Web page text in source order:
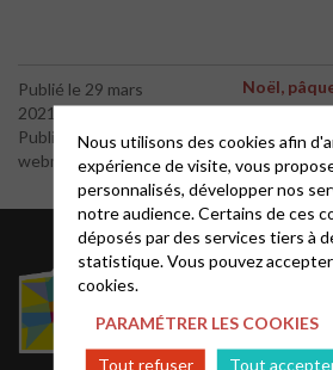
Publié le 29 mars
2021
Publié par le
webmaster
Noël,
Le site
Liste
Nous utilisons des cookies afin
expérience de visite, vous
personnalisés, développer nos
notre audience. Certains de ces
déposés par des services tiers à
statistique. Vous pouvez
cookies.
PARAMÉTRER LES COOKIES
Tout refuser
Tout